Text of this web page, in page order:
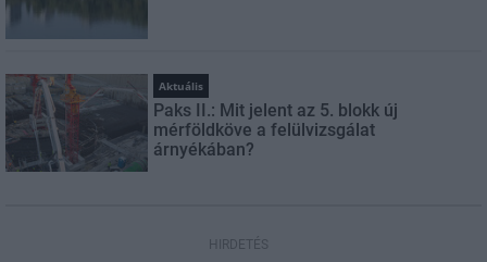
Aktuális
Paks II.: Mit jelent az 5. blokk új
mérföldköve a felülvizsgálat
árnyékában?
HIRDETÉS